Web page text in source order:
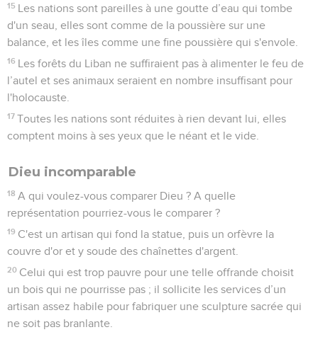
15 Les nations sont pareilles à une goutte d’eau qui tombe
d'un seau, elles sont comme de la poussière sur une
balance, et les îles comme une fine poussière qui s'envole.
16 Les forêts du Liban ne suffiraient pas à alimenter le feu de
l’autel et ses animaux seraient en nombre insuffisant pour
l'holocauste.
17 Toutes les nations sont réduites à rien devant lui, elles
comptent moins à ses yeux que le néant et le vide.
Dieu incomparable
18 A qui voulez-vous comparer Dieu ? A quelle
représentation pourriez-vous le comparer ?
19 C'est un artisan qui fond la statue, puis un orfèvre la
couvre d'or et y soude des chaînettes d'argent.
20 Celui qui est trop pauvre pour une telle offrande choisit
un bois qui ne pourrisse pas ; il sollicite les services d’un
artisan assez habile pour fabriquer une sculpture sacrée qui
ne soit pas branlante.